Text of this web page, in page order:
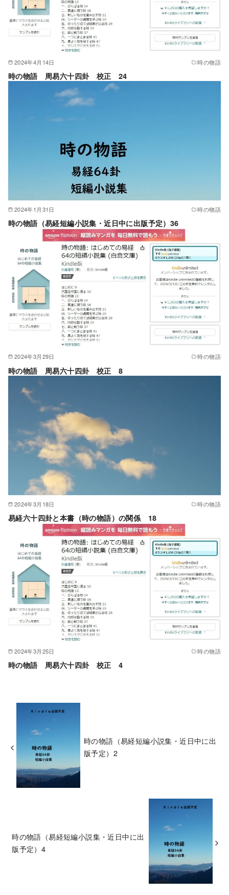
2024年4月14日 時の物語
時の物語 周易六十四卦 校正 24
2024年1月31日 時の物語
時の物語（易経短編小説集・近日中に出版予定）36
2024年3月29日 時の物語
時の物語 周易六十四卦 校正 8
2024年3月18日 時の物語
易経六十四卦と本書（時の物語）の関係 18
2024年3月25日 時の物語
時の物語 周易六十四卦 校正 4
時の物語（易経短編小説集・近日中に出
版予定）2
時の物語（易経短編小説集・近日中に出
版予定）4